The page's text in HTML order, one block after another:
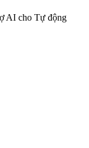
AI cho Tự động